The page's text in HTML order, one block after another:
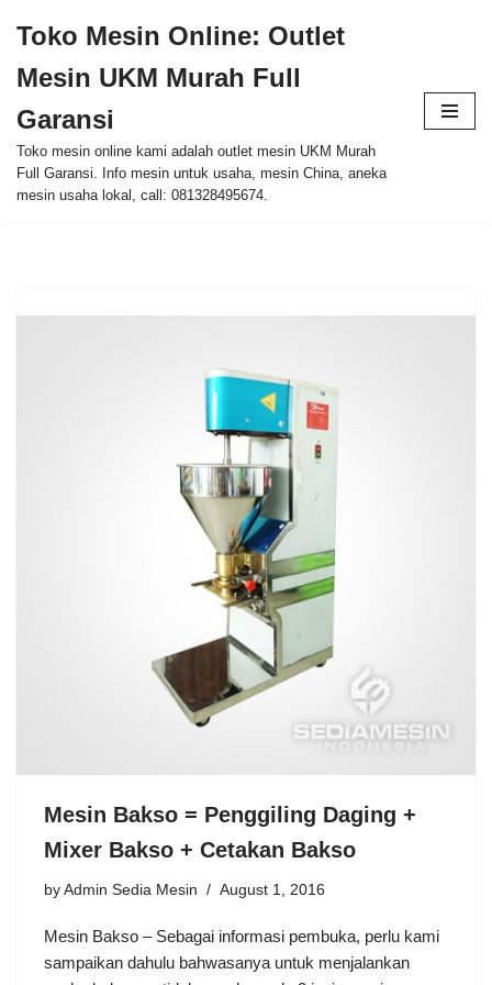
to
content
Toko Mesin Online: Outlet
Mesin UKM Murah Full
Garansi
Toko mesin online kami adalah outlet mesin UKM Murah
Full Garansi. Info mesin untuk usaha, mesin China, aneka
mesin usaha lokal, call: 081328495674.
Mesin Bakso = Penggiling Daging +
Mixer Bakso + Cetakan Bakso
by Admin Sedia Mesin August 1, 2016
Mesin Bakso – Sebagai informasi pembuka, perlu kami
sampaikan dahulu bahwasanya untuk menjalankan